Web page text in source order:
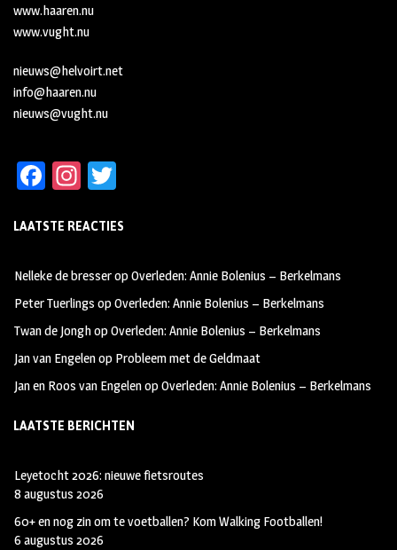
www.haaren.nu
www.vught.nu
nieuws@helvoirt.net
info@haaren.nu
nieuws@vught.nu
Fa
b
oo
k
In
ag
m
tt
LAATSTE REACTIES
Nelleke de bresseropOverleden: Annie Bolenius – Berkelmans
Peter Tuerlings opOverleden: Annie Bolenius – Berkelmans
Twan de JonghopOverleden: Annie Bolenius – Berkelmans
Jan van Engelenop Probleem met de Geldmaat
Jan en Roos van EngelenopOverleden: Annie Bolenius – Berkelmans
LAATSTE BERICHTEN
Leyetocht 2026: nieuwe fietsroutes
8 augustus 2026
60+ en nog zin om te voetballen? Kom Walking Footballen!
6 augustus 2026